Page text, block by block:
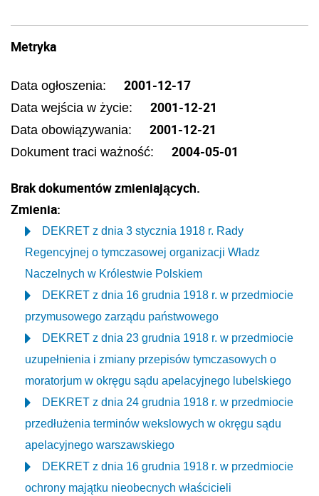
Metryka
Data ogłoszenia: 2001-12-17
Data wejścia w życie: 2001-12-21
Data obowiązywania: 2001-12-21
Dokument traci ważność: 2004-05-01
Brak dokumentów zmieniających.
Zmienia:
DEKRET z dnia 3 stycznia 1918 r. Rady
Regencyjnej o tymczasowej organizacji Władz
Naczelnych w Królestwie Polskiem
DEKRET z dnia 16 grudnia 1918 r. w przedmiocie
przymusowego zarządu państwowego
DEKRET z dnia 23 grudnia 1918 r. w przedmiocie
uzupełnienia i zmiany przepisów tymczasowych o
moratorjum w okręgu sądu apelacyjnego lubelskiego
DEKRET z dnia 24 grudnia 1918 r. w przedmiocie
przedłużenia terminów wekslowych w okręgu sądu
apelacyjnego warszawskiego
DEKRET z dnia 16 grudnia 1918 r. w przedmiocie
ochrony majątku nieobecnych właścicieli